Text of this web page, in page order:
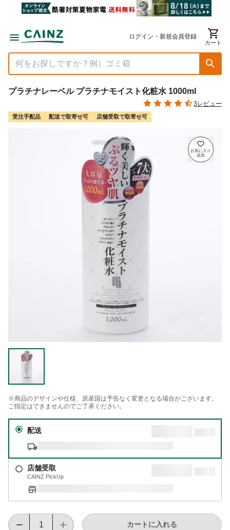
ログイン・新規会員登録
カート
プラチナレーベル プラチナモイスト化粧水 1000ml
3レビュー
受注手配品 配送で取寄せ可 店舗受取で取寄せ可
※商品のデザインや仕様、原産国は予告なく変更となる場合がございます。
ご指定はできませんのでご了承ください。
配送
店舗受取
CAINZ PickUp
カートに入れる